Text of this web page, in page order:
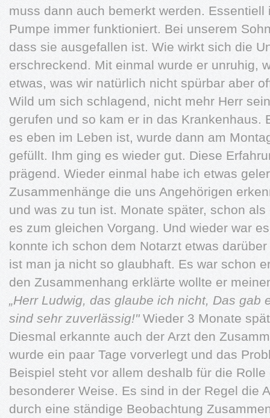
muss dann auch bemerkt werden.
Pumpe immer funktioniert. Bei unserem
dass sie ausgefallen ist. Wie wirkt sich die
erschreckend. Mit einmal wurde er unruhig,
etwas, was wir natürlich nicht spürbar aber
Wild um sich schlagend, nicht mehr Herr
gerufen und so kam er in das Krankenhaus.
es eben im Leben ist, wurde dann am
gefüllt. Ihm ging es wieder gut. Diese
prägend. Wieder einmal habe ich etwas
Zusammenhänge die uns Angehörigen
und was zu tun ist. Monate später, schon
es zum gleichen Vorgang. Und wieder war
konnte ich schon dem Notarzt etwas
ist man ja nicht so glaubhaft. Es war schon
den Zusammenhang erklärte wollte er
„Herr Ludwig, das glaube ich nicht, Das gab
sind sehr zuverlässig!"Wieder 3 Monate
Diesmal erkannte auch der Arzt den
wurde ein paar Tage vorverlegt und das
Beispiel steht vor allem deshalb für die
besonderer Weise. Es sind in der Regel die
durch eine ständige Beobachtung